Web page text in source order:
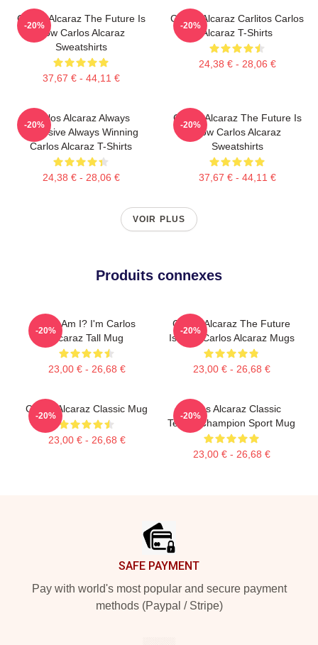
Carlos Alcaraz The Future Is
Now Carlos Alcaraz
Sweatshirts
37,67 € - 44,11 €
-20%
Carlos Alcaraz Carlitos Carlos
Alcaraz T-Shirts
24,38 € - 28,06 €
-20%
Carlos Alcaraz Always
Explosive Always Winning
Carlos Alcaraz T-Shirts
24,38 € - 28,06 €
-20%
Carlos Alcaraz The Future Is
Now Carlos Alcaraz
Sweatshirts
37,67 € - 44,11 €
-20%
VOIR PLUS
Produits connexes
Who Am I? I'm Carlos
Alcaraz Tall Mug
23,00 € - 26,68 €
-20%
Carlos Alcaraz The Future
Is Now Carlos Alcaraz Mugs
23,00 € - 26,68 €
-20%
Carlos Alcaraz Classic Mug
23,00 € - 26,68 €
-20%
Carlos Alcaraz Classic
Tennis Champion Sport Mug
23,00 € - 26,68 €
-20%
SAFE PAYMENT
Pay with world's most popular and secure payment
methods (Paypal / Stripe)